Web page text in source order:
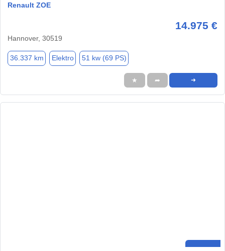
Renault ZOE
14.975 €
Hannover, 30519
36.337 km Elektro 51 kw (69 PS)
★ ➦ ➜